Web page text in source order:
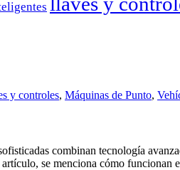
y controles, Máquinas de Punto,
combinan tecnología
se menciona cómo funcionan